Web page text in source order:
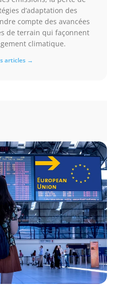
d’adaptation des
compte des avancées
de terrain qui façonnent
climatique.
articles →